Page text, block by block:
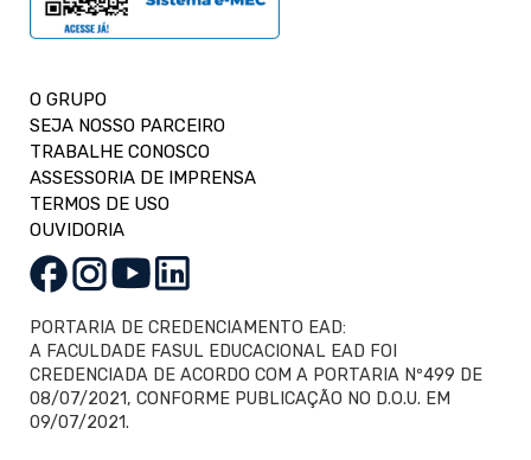
O GRUPO
SEJA NOSSO PARCEIRO
TRABALHE CONOSCO
ASSESSORIA DE IMPRENSA
TERMOS DE USO
OUVIDORIA
PORTARIA DE CREDENCIAMENTO EAD:
A FACULDADE FASUL EDUCACIONAL EAD FOI
CREDENCIADA DE ACORDO COM A PORTARIA Nº499 DE
08/07/2021, CONFORME PUBLICAÇÃO NO D.O.U. EM
09/07/2021.